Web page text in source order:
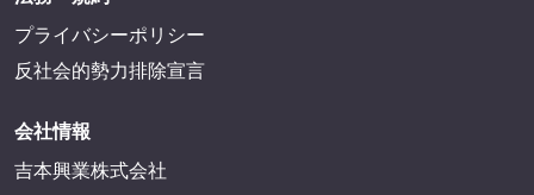
プライバシーポリシー
反社会的勢力排除宣言
会社情報
吉本興業株式会社